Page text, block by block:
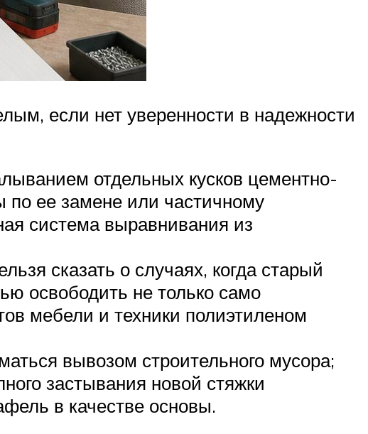
если нет уверенности в надежности
отдельных кусков цементно-
по ее замене или частичному
система выравнивания из
сказать о случаях, когда старый
освободить не только само
мебели и техники полиэтиленом
вывозом строительного мусора;
застывания новой стяжки
в качестве основы.